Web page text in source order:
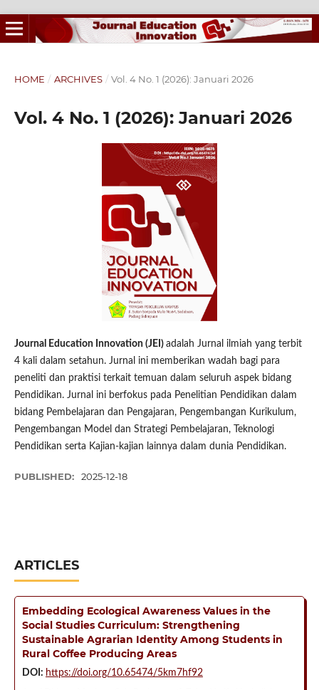
HOME / ARCHIVES / Vol. 4 No. 1 (2026): Januari 2026
Vol. 4 No. 1 (2026): Januari 2026
Journal Education Innovation (JEI) adalah Jurnal ilmiah yang terbit
4 kali dalam setahun. Jurnal ini memberikan wadah bagi para
peneliti dan praktisi terkait temuan dalam seluruh aspek bidang
Pendidikan. Jurnal ini berfokus pada Penelitian Pendidikan dalam
bidang Pembelajaran dan Pengajaran, Pengembangan Kurikulum,
Pengembangan Model dan Strategi Pembelajaran, Teknologi
Pendidikan serta Kajian-kajian lainnya dalam dunia Pendidikan.
PUBLISHED: 2025-12-18
ARTICLES
Embedding Ecological Awareness Values in the
Social Studies Curriculum: Strengthening
Sustainable Agrarian Identity Among Students in
Rural Coffee Producing Areas
DOI: https://doi.org/10.65474/5km7hf92